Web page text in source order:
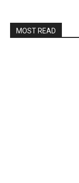
MOST READ